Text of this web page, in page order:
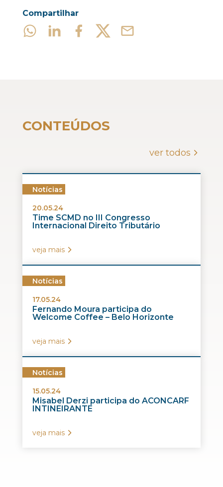
Compartilhar
CONTEÚDOS
ver todos
Notícias
20.05.24
Time SCMD no III Congresso
Internacional Direito Tributário
veja mais
Notícias
17.05.24
Fernando Moura participa do
Welcome Coffee – Belo Horizonte
veja mais
Notícias
15.05.24
Misabel Derzi participa do ACONCARF
INTINEIRANTE
veja mais